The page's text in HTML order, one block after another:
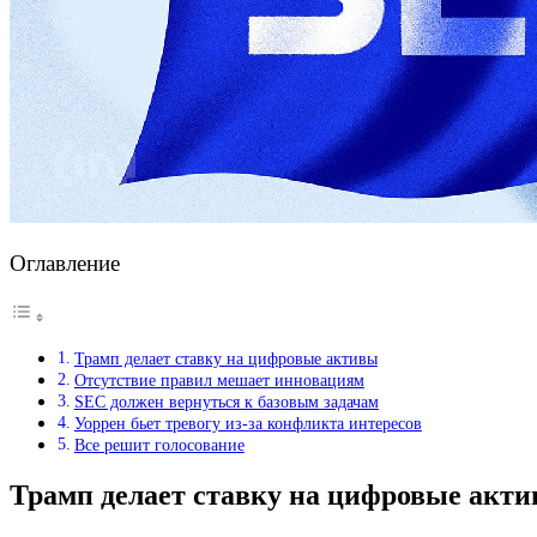
Оглавление
Трамп делает ставку на цифровые активы
Отсутствие правил мешает инновациям
SEC должен вернуться к базовым задачам
Уоррен бьет тревогу из-за конфликта интересов
Все решит голосование
Трамп делает ставку на цифровые